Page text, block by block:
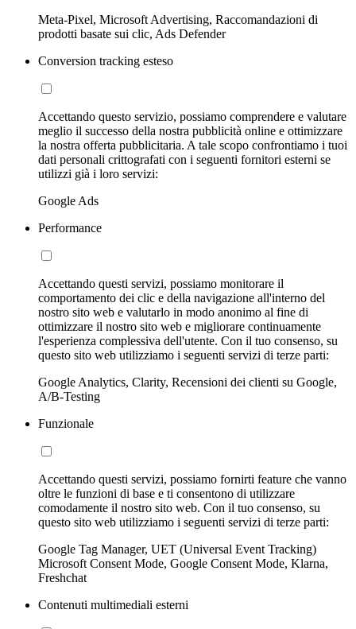
Meta-Pixel, Microsoft Advertising, Raccomandazioni di
prodotti basate sui clic, Ads Defender
Conversion tracking esteso
Accettando questo servizio, possiamo comprendere e valutare
meglio il successo della nostra pubblicità online e ottimizzare
la nostra offerta pubblicitaria. A tale scopo confrontiamo i tuoi
dati personali crittografati con i seguenti fornitori esterni se
utilizzi già i loro servizi:
Google Ads
Performance
Accettando questi servizi, possiamo monitorare il
comportamento dei clic e della navigazione all'interno del
nostro sito web e valutarlo in modo anonimo al fine di
ottimizzare il nostro sito web e migliorare continuamente
l'esperienza complessiva dell'utente. Con il tuo consenso, su
questo sito web utilizziamo i seguenti servizi di terze parti:
Google Analytics, Clarity, Recensioni dei clienti su Google,
A/B-Testing
Funzionale
Accettando questi servizi, possiamo fornirti feature che vanno
oltre le funzioni di base e ti consentono di utilizzare
comodamente il nostro sito web. Con il tuo consenso, su
questo sito web utilizziamo i seguenti servizi di terze parti:
Google Tag Manager, UET (Universal Event Tracking)
Microsoft Consent Mode, Google Consent Mode, Klarna,
Freshchat
Contenuti multimediali esterni